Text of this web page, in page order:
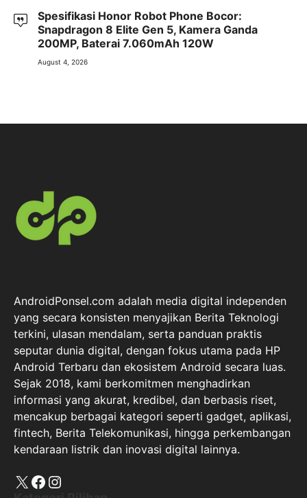
Spesifikasi Honor Robot Phone Bocor:
Snapdragon 8 Elite Gen 5, Kamera Ganda
200MP, Baterai 7.060mAh 120W
August 4, 2026
AndroidPonsel.com adalah media digital independen
yang secara konsisten menyajikan Berita Teknologi
terkini, ulasan mendalam, serta panduan praktis
seputar dunia digital, dengan fokus utama pada HP
Android Terbaru dan ekosistem Android secara luas.
Sejak 2018, kami berkomitmen menghadirkan
informasi yang akurat, kredibel, dan berbasis riset,
mencakup berbagai kategori seperti gadget, aplikasi,
fintech, Berita Telekomunikasi, hingga perkembangan
kendaraan listrik dan inovasi digital lainnya.
X Facebook
Instagram